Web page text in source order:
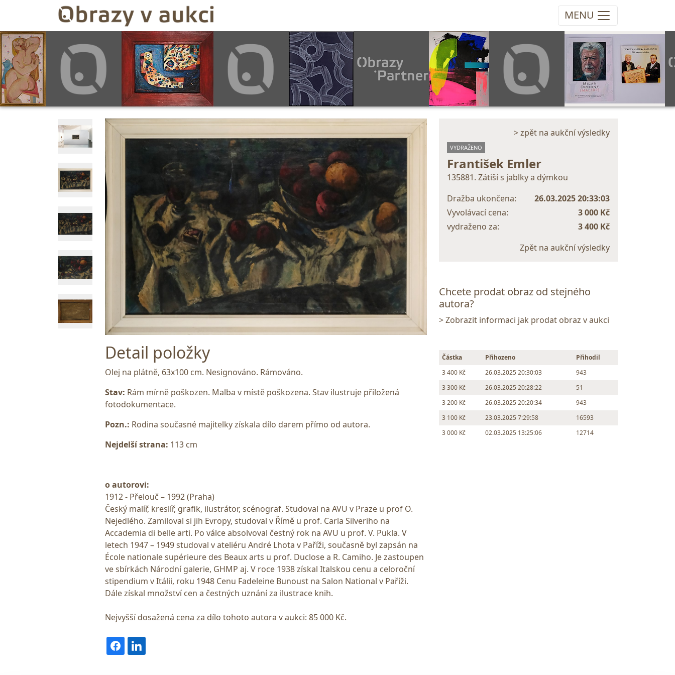
MENU
Detail položky
Olej na plátně, 63x100 cm. Nesignováno. Rámováno.
Stav: Rám mírně poškozen. Malba v místě poškozena. Stav ilustruje přiložená
fotodokumentace.
Pozn.: Rodina současné majitelky získala dílo darem přímo od autora.
Nejdelší strana: 113 cm
o autorovi:
1912 - Přelouč – 1992 (Praha)
Český malíř, kreslíř, grafik, ilustrátor, scénograf. Studoval na AVU v Praze u prof O.
Nejedlého. Zamiloval si jih Evropy, studoval v Římě u prof. Carla Silveriho na
Accademia di belle arti. Po válce absolvoval čestný rok na AVU u prof. V. Pukla. V
letech 1947 – 1949 studoval v ateliéru André Lhota v Paříži, současně byl zapsán na
École nationale supérieure des Beaux arts u prof. Duclose a R. Camiho. Je zastoupen
ve sbírkách Národní galerie, GHMP aj. V roce 1938 získal Italskou cenu a celoroční
stipendium v Itálii, roku 1948 Cenu Fadeleine Bunoust na Salon National v Paříži.
Dále získal množství cen a čestných uznání za ilustrace knih.
Nejvyšší dosažená cena za dílo tohoto autora v aukci: 85 000 Kč.
> zpět na aukční výsledky
VYDRAŽENO
František Emler
135881. Zátiší s jablky a dýmkou
Dražba ukončena:
26.03.2025 20:33:03
Vyvolávací cena:
3 000 Kč
vydraženo za:
3 400 Kč
Zpět na aukční výsledky
Chcete prodat obraz od stejného
autora?
> Zobrazit informaci jak prodat obraz v aukci
Částka Přihozeno
Přihodil
3 400 Kč
26.03.2025 20:30:03
943
3 300 Kč
26.03.2025 20:28:22
51
3 200 Kč
26.03.2025 20:20:34
943
3 100 Kč
23.03.2025 7:29:58
16593
3 000 Kč
02.03.2025 13:25:06 12714